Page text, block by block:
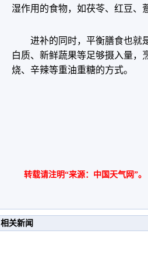
湿作用的食物，如茯苓、红豆、
进补的同时，平衡膳食也就
白质、新鲜蔬果等足够摄入量，
烧、辛辣等重油重糖的方式。
转载请注明“来源：中国天气网”。
相关新闻